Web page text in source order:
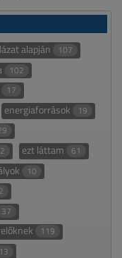
alapján 107
102
17
energiaforrások 19
ezt láttam 61
10
37
119
13